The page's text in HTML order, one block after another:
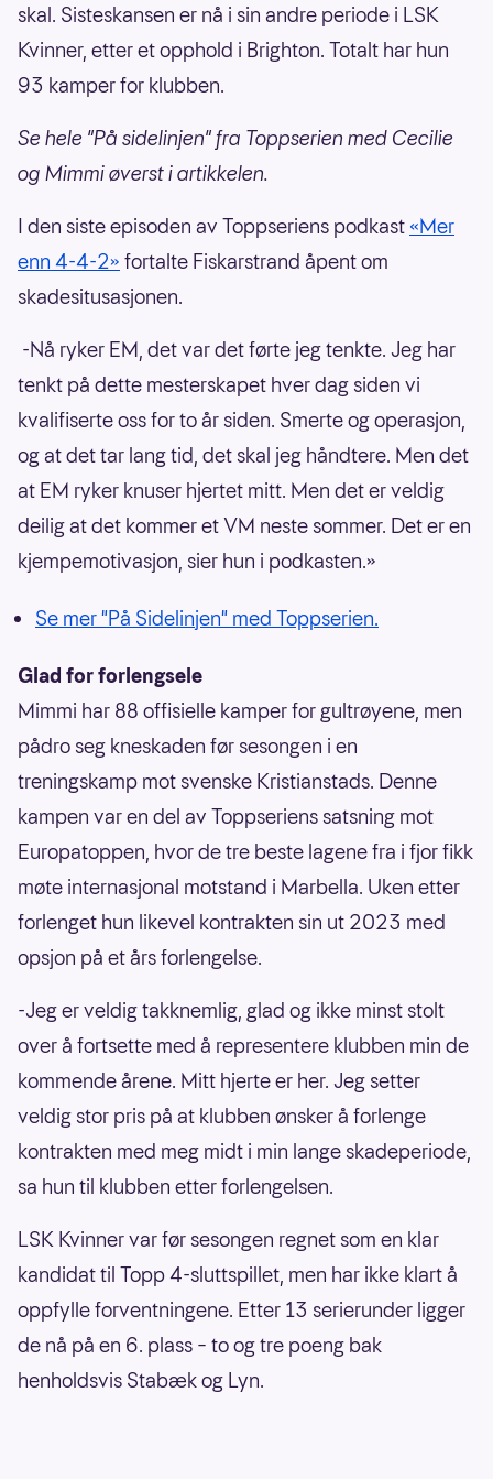
skal. Sisteskansen er nå i sin andre periode i LSK
Kvinner, etter et opphold i Brighton. Totalt har hun
93 kamper for klubben.
Se hele "På sidelinjen" fra Toppserien med Cecilie
og Mimmi øverst i artikkelen.
I den siste episoden av Toppseriens podkast «Mer
enn 4-4-2» fortalte Fiskarstrand åpent om
skadesitusasjonen.
-Nå ryker EM, det var det førte jeg tenkte. Jeg har
tenkt på dette mesterskapet hver dag siden vi
kvalifiserte oss for to år siden. Smerte og operasjon,
og at det tar lang tid, det skal jeg håndtere. Men det
at EM ryker knuser hjertet mitt. Men det er veldig
deilig at det kommer et VM neste sommer. Det er en
kjempemotivasjon, sier hun i podkasten.»
Se mer "På Sidelinjen" med Toppserien.
Glad for forlengsele
Mimmi har 88 offisielle kamper for gultrøyene, men
pådro seg kneskaden før sesongen i en
treningskamp mot svenske Kristianstads. Denne
kampen var en del av Toppseriens satsning mot
Europatoppen, hvor de tre beste lagene fra i fjor fikk
møte internasjonal motstand i Marbella. Uken etter
forlenget hun likevel kontrakten sin ut 2023 med
opsjon på et års forlengelse.
-Jeg er veldig takknemlig, glad og ikke minst stolt
over å fortsette med å representere klubben min de
kommende årene. Mitt hjerte er her. Jeg setter
veldig stor pris på at klubben ønsker å forlenge
kontrakten med meg midt i min lange skadeperiode,
sa hun til klubben etter forlengelsen.
LSK Kvinner var før sesongen regnet som en klar
kandidat til Topp 4-sluttspillet, men har ikke klart å
oppfylle forventningene. Etter 13 serierunder ligger
de nå på en 6. plass – to og tre poeng bak
henholdsvis Stabæk og Lyn.